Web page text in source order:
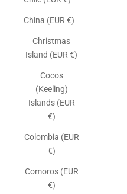
China (EUR €)
Christmas
Island (EUR €)
Cocos
(Keeling)
Islands (EUR
€)
Colombia (EUR
€)
Comoros (EUR
€)